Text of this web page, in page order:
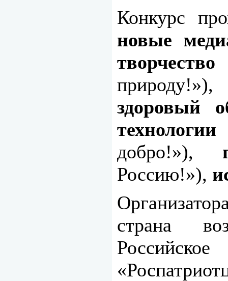
Конкурс
новые
творчество
здоровый
технологии
добро!»),
Россию!»),
страна